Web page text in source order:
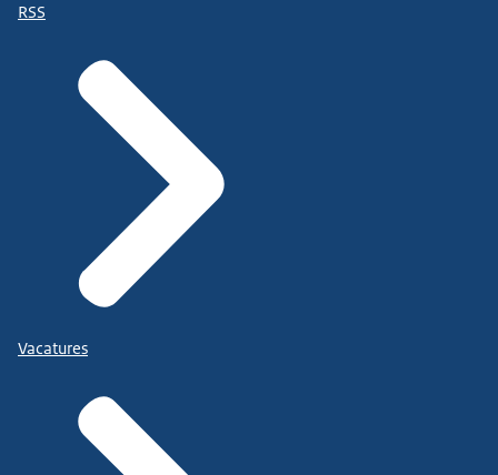
RSS
Vacatures